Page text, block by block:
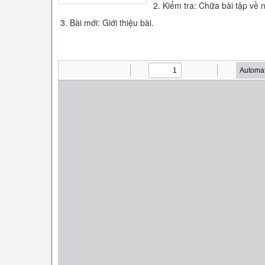
2. Kiểm tra: Chữa bài tập về
3. Bài mới: Giới thiệu bài.